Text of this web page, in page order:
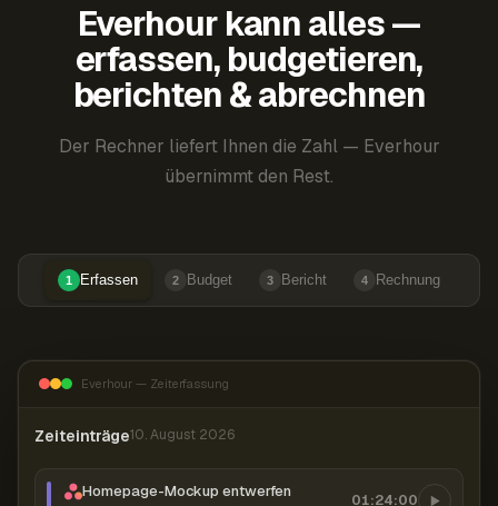
Everhour kann alles —
erfassen, budgetieren,
berichten & abrechnen
Der Rechner liefert Ihnen die Zahl — Everhour
übernimmt den Rest.
1 Erfassen 2 Budget 3 Bericht 4 Rechnung
Everhour — Zeiterfassung
Zeiteinträge10. August 2026
Homepage-Mockup entwerfen 01:24:00